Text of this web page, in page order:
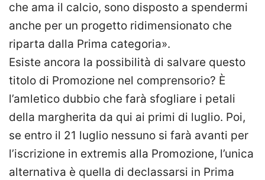
che ama il calcio, sono disposto a spendermi
anche per un progetto ridimensionato che
riparta dalla Prima categoria».
Esiste ancora la possibilità di salvare questo
titolo di Promozione nel comprensorio? È
l’amletico dubbio che farà sfogliare i petali
della margherita da qui ai primi di luglio. Poi,
se entro il 21 luglio nessuno si farà avanti per
l’iscrizione in extremis alla Promozione, l’unica
alternativa è quella di declassarsi in Prima